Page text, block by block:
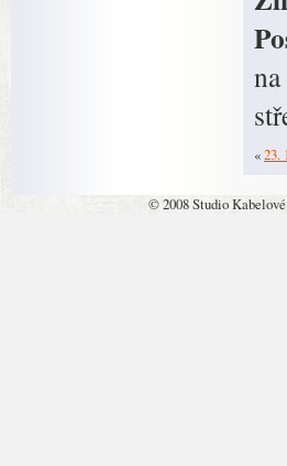
«23.
© 2008 Studio